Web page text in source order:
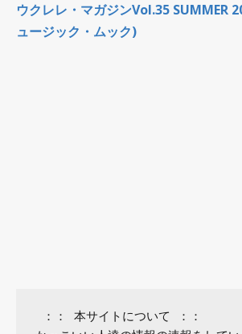
ウクレレ・マガジンVol.35 SUMMER
ュージック・ムック)